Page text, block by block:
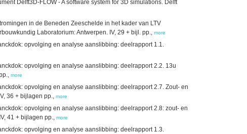
Delft3D-FLOW - A software system for 3D simulations. Delft
in de Beneden Zeeschelde in het kader van LTV
Laboratorium: Antwerpen. IV, 29 + bijl. pp., more
opvolging en analyse aanslibbing: deelrapport 1.1.
opvolging en analyse aanslibbing: deelrapport 2.2. 13u
more
opvolging en analyse aanslibbing: deelrapport 2.7. Zout- en
36 + bijlagen pp., more
opvolging en analyse aanslibbing: deelrapport 2.8: zout- en
41 + bijlagen pp., more
opvolging en analyse aanslibbing: deelrapport 1.3.